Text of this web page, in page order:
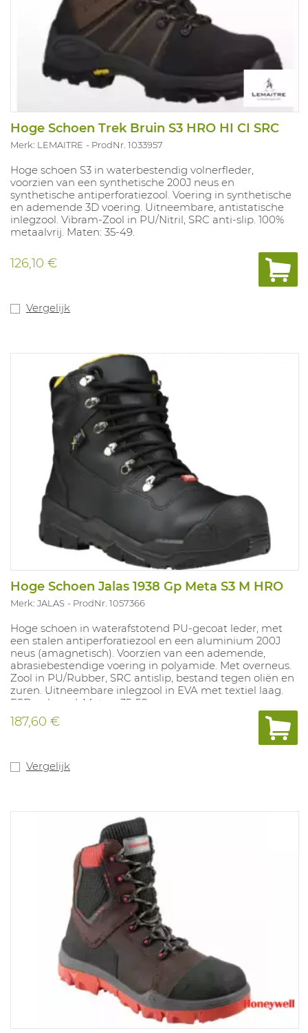
Hoge Schoen Trek Bruin S3 HRO HI CI SRC
Merk: LEMAITRE ProdNr. 1033957
Hoge schoen S3 in waterbestendig volnerfleder,
voorzien van een synthetische 200J neus en
synthetische antiperforatiezool. Voering in synthetische
en ademende 3D voering. Uitneembare, antistatische
inlegzool. Vibram-Zool in PU/Nitril, SRC anti-slip. 100%
metaalvrij. Maten: 35-49.
126,10 €
Vergelijk
Hoge Schoen Jalas 1938 Gp Meta S3 M HRO
Merk: JALAS ProdNr. 1057366
Hoge schoen in waterafstotend PU-gecoat leder, met
een stalen antiperforatiezool en een aluminium 200J
neus (amagnetisch). Voorzien van een ademende,
abrasiebestendige voering in polyamide. Met overneus.
Zool in PU/Rubber, SRC antislip, bestand tegen oliën en
zuren. Uitneembare inlegzool in EVA met textiel laag.
ESD gekeurd. Maten: 35-50.
187,60 €
Vergelijk